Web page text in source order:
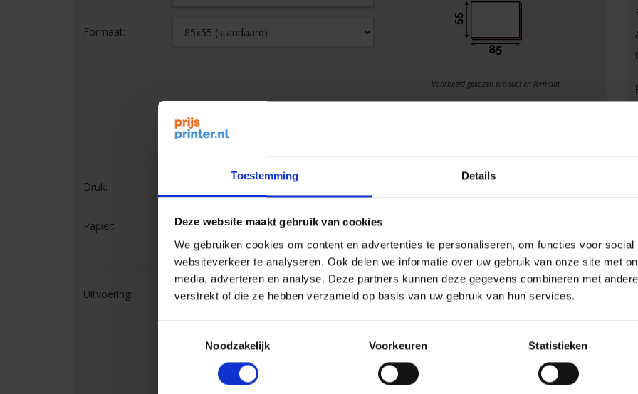
Toestemming Details
Deze website maakt gebruik van cookies
We gebruiken cookies om content en advertenties te personaliseren, om functies voor social
websiteverkeer te analyseren. Ook delen we informatie over uw gebruik van onze site met
media, adverteren en analyse. Deze partners kunnen deze gegevens combineren met
verstrekt of die ze hebben verzameld op basis van uw gebruik van hun services.
Noodzakelijk
Voorkeuren Statistieken
Formaat:
Voorbeeld gekozen product en formaat
Druk:
Papier:
Uitvoering:
Ik heb recht op 9% BTW